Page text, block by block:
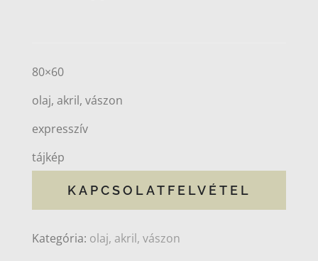
80×60
olaj, akril, vászon
expresszív
tájkép
KAPCSOLATFELVÉTEL
Kategória: olaj, akril, vászon